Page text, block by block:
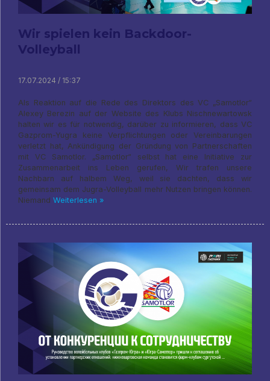
Wir spielen kein Backdoor-
Volleyball
17.07.2024 / 15:37
Als Reaktion auf die Rede des Direktors des VC „Samotlor“
Alexey Berezin auf der Website des Klubs Nischnewartowsk
halten wir es für notwendig, darüber zu informieren, dass VC
Gazprom-Yugra keine Verpflichtungen oder Vereinbarungen
verletzt hat, Ankündigung der Gründung von Partnerschaften
mit VC Samotlor. „Samotlor“ selbst hat eine Initiative zur
Zusammenarbeit ins Leben gerufen, Wir trafen unsere
Nachbarn auf halbem Weg, weil sie dachten, dass wir
gemeinsam dem Jugra-Volleyball mehr Nutzen bringen können.
Niemand Weiterlesen »